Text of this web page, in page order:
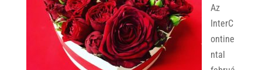
Az
InterC
ontine
ntal